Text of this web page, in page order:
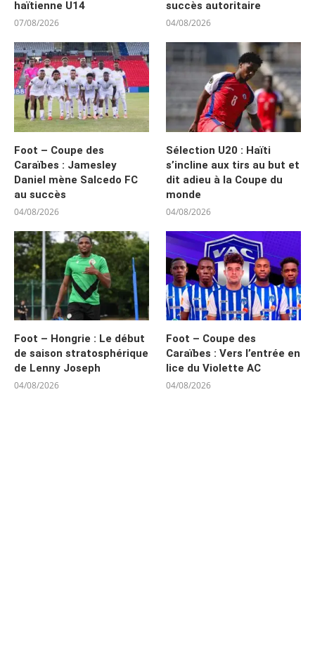
haïtienne U14
07/08/2026
succès autoritaire
04/08/2026
Foot – Coupe des
Caraïbes : Jamesley
Daniel mène Salcedo FC
au succès
04/08/2026
Sélection U20 : Haïti
s’incline aux tirs au but et
dit adieu à la Coupe du
monde
04/08/2026
Foot – Hongrie : Le début
de saison stratosphérique
de Lenny Joseph
04/08/2026
Foot – Coupe des
Caraïbes : Vers l’entrée en
lice du Violette AC
04/08/2026